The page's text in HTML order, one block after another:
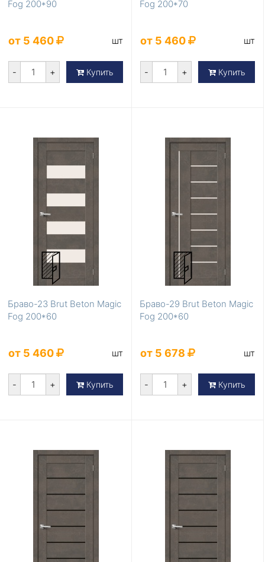
Fog 200*90
от 5 460 шт
- + Купить
Fog 200*70
от 5 460 шт
- + Купить
Браво-23 Brut Beton Magic
Fog 200*60
от 5 460 шт
- + Купить
Браво-29 Brut Beton Magic
Fog 200*60
от 5 678 шт
- + Купить